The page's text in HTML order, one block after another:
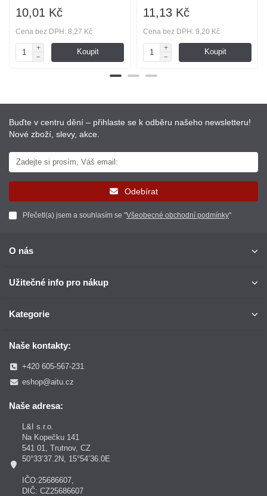
10,01 Kč
Cena bez DPH: 8,27 Kč
Koupit
11,13 Kč
Cena bez DPH: 9,20 Kč
Koupit
Buďte v centru dění – přihlaste se k odběru našeho newsletteru!
Nové zboží, slevy, akce.
Odebírat
Přečetl(a) jsem a souhlasím se "Všeobecné obchodní podmínky"
O nás
Užitečné info pro nákup
Kategorie
Naše kontakty:
+420 605-567-231
eshop@aitu.cz
Naše adresa:
L&I s.r.o.
Na Kopečku 141
541 01, Trutnov, CZ
50°33’37.2N, 15°54’36.0E
IČO:25686607,
DIČ: CZ25686607